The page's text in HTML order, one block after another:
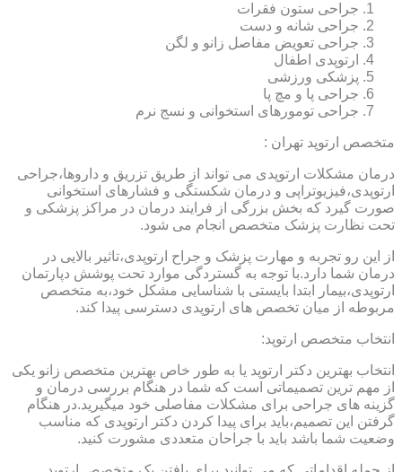
جراحی ستون فقرات
جراحی شانه و دست
جراحی تعویض مفاصل زانو و لگن
ارتوپدی اطفال
پزشکی ورزشی
جراحی پا و مچ پا
جراحی تومورهای استخوانی و نسج نرم
متخصص ارتوپد تهران :
درمان مشکلات ارتوپدی می تواند از طریق تزریق و داروها،جراحی
ارتوپدی،فیزیوتراپی و درمان شکستگی و فشارهای استخوانی
صورت گیرد که بخش بزرگی از فرایند درمان در مراکز پزشکی و
تحت نظارت پزشک متخصص انجام می شود.
از این رو تجربه و مهارت پزشک و جراح ارتوپدی،تاثیر بالایی در
درمان شما دارد.با توجه به گستردگی موارد تحت پوشش دپارتمان
ارتوپدی،بیمار ابتدا بایستی با شناسایی مشکل خود،به متخصص
مربوطه از میان تخصص های ارتوپدی دسترسی پیدا کند.
انتخاب متخصص ارتوپد:
انتخاب بهترین دکتر ارتوپد یا به طور خاص بهترین متخصص زانو یکی
از مهم ترین تصمیماتی است که شما در هنگام بررسی درمان و
گزینه های جراحی برای مشکلات مفاصلی خود میگیرید.در هنگام
گرفتن این تصمیم،باید برای پیدا کردن دکتر ارتوپدی که مناسب
وضعیت شما باشد باید با جراحان متعددی مشورت کنید.